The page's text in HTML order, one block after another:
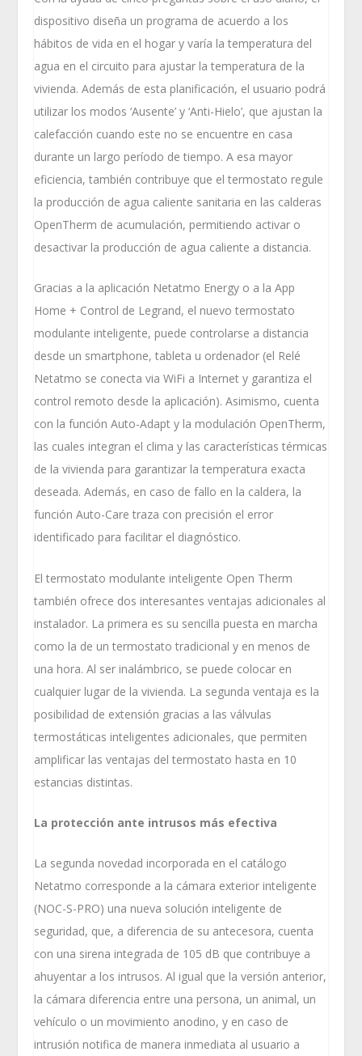
dispositivo diseña un programa de acuerdo a los
hábitos de vida en el hogar y varía la temperatura del
agua en el circuito para ajustar la temperatura de la
vivienda. Además de esta planificación, el usuario podrá
utilizar los modos ‘Ausente’ y ‘Anti-Hielo’, que ajustan la
calefacción cuando este no se encuentre en casa
durante un largo período de tiempo. A esa mayor
eficiencia, también contribuye que el termostato regule
la producción de agua caliente sanitaria en las calderas
OpenTherm de acumulación, permitiendo activar o
desactivar la producción de agua caliente a distancia.
Gracias a la aplicación Netatmo Energy o a la App
Home + Control de Legrand, el nuevo termostato
modulante inteligente, puede controlarse a distancia
desde un smartphone, tableta u ordenador (el Relé
Netatmo se conecta via WiFi a Internet y garantiza el
control remoto desde la aplicación). Asimismo, cuenta
con la función Auto-Adapt y la modulación OpenTherm,
las cuales integran el clima y las características térmicas
de la vivienda para garantizar la temperatura exacta
deseada. Además, en caso de fallo en la caldera, la
función Auto-Care traza con precisión el error
identificado para facilitar el diagnóstico.
El termostato modulante inteligente Open Therm
también ofrece dos interesantes ventajas adicionales al
instalador. La primera es su sencilla puesta en marcha
como la de un termostato tradicional y en menos de
una hora. Al ser inalámbrico, se puede colocar en
cualquier lugar de la vivienda. La segunda ventaja es la
posibilidad de extensión gracias a las válvulas
termostáticas inteligentes adicionales, que permiten
amplificar las ventajas del termostato hasta en 10
estancias distintas.
La protección ante intrusos más efectiva
La segunda novedad incorporada en el catálogo
Netatmo corresponde a la cámara exterior inteligente
(NOC-S-PRO) una nueva solución inteligente de
seguridad, que, a diferencia de su antecesora, cuenta
con una sirena integrada de 105 dB que contribuye a
ahuyentar a los intrusos. Al igual que la versión anterior,
la cámara diferencia entre una persona, un animal, un
vehículo o un movimiento anodino, y en caso de
intrusión notifica de manera inmediata al usuario a